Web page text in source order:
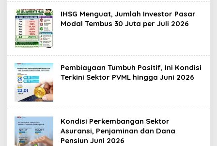
IHSG Menguat, Jumlah Investor Pasar
Modal Tembus 30 Juta per Juli 2026
Pembiayaan Tumbuh Positif, Ini Kondisi
Terkini Sektor PVML hingga Juni 2026
Kondisi Perkembangan Sektor
Asuransi, Penjaminan dan Dana
Pensiun Juni 2026